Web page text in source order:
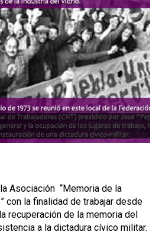
Asociación “Memoria de la
con la finalidad de trabajar desde
recuperación de la memoria del
a la dictadura cívico militar.